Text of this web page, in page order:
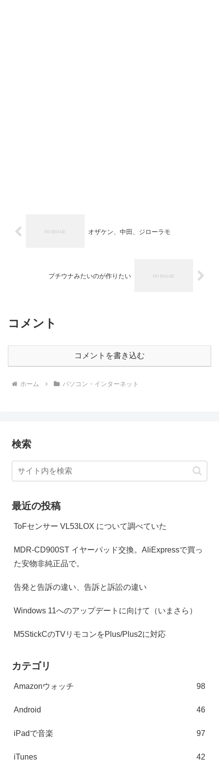
オザケン、中田、ジローラモ
プチウナみたいのが作りたい
コメント
コメントを書き込む
ホーム パソコン・インターネット
検索
最近の投稿
ToFセンサー VL53LOX について調べていた
MDR-CD900ST イヤーパッド交換。AliExpressで買っ
た安物非純正品で。
告発と告訴の違い、告訴と訴訟の違い
Windows 11へのアップデートに向けて（いまさら）
M5StickCのTVリモコンをPlus/Plus2に対応
カテゴリ
Amazonウォッチ 98
Android 46
iPadで音楽 97
iTunes 42